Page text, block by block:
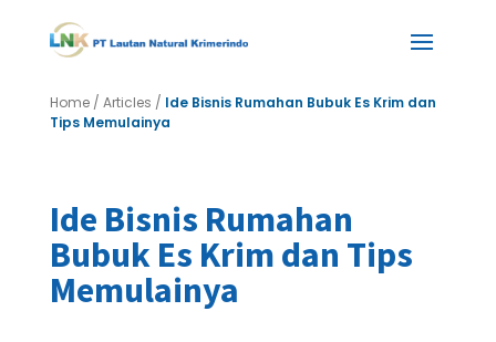
Home/ Articles / Ide Bisnis Rumahan Bubuk Es Krim dan
Tips Memulainya
Ide Bisnis Rumahan
Bubuk Es Krim dan Tips
Memulainya